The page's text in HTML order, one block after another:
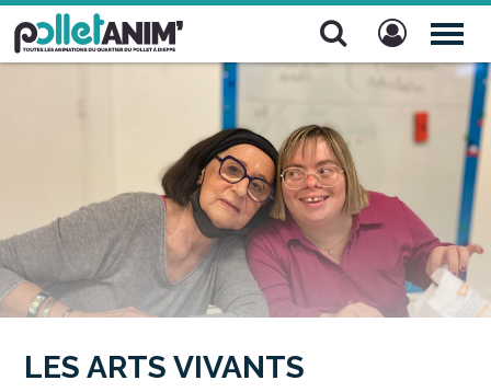
Pollet Anim'
LES ARTS VIVANTS